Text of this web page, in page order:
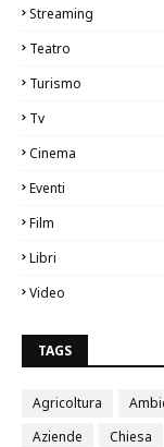
Streaming
Teatro
Turismo
Tv
Cinema
Eventi
Film
Libri
Video
TAGS
Agricoltura
Aziende
Chiesa